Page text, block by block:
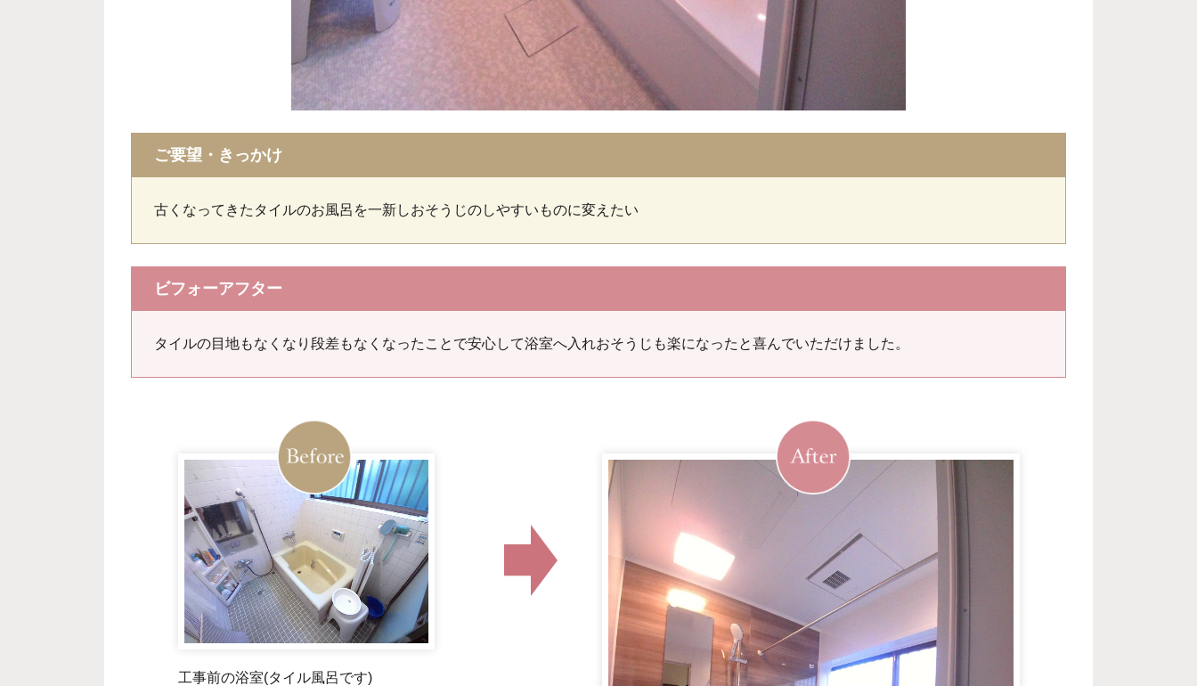
ご要望・きっかけ
古くなってきたタイルのお風呂を一新しおそうじのしやすいものに変えたい
ビフォーアフター
タイルの目地もなくなり段差もなくなったことで安心して浴室へ入れおそうじも楽になったと喜んでいただけました。
工事前の浴室(タイル風呂です)